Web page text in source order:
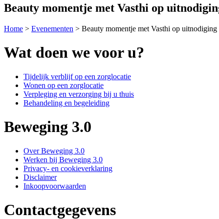
Beauty momentje met Vasthi op
Home > Evenementen > Beauty momentje met Vasthi op uitnodiging
Wat doen we voor u?
Tijdelijk verblijf op een zorglocatie
Wonen op een zorglocatie
Verpleging en verzorging bij u thuis
Behandeling en begeleiding
Beweging 3.0
Over Beweging 3.0
Werken bij Beweging 3.0
Privacy- en cookieverklaring
Disclaimer
Inkoopvoorwaarden
Contactgegevens